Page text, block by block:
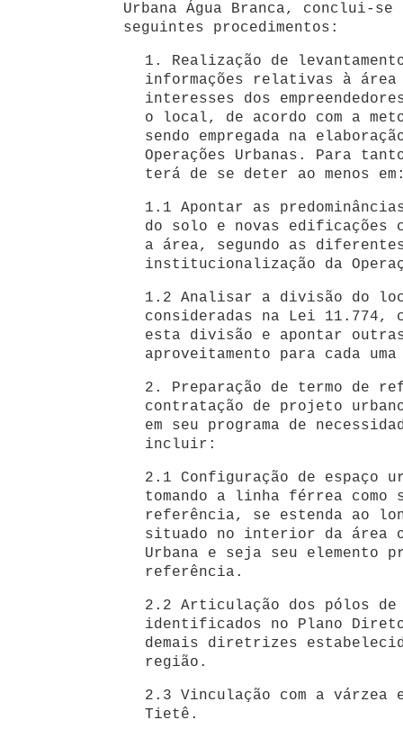
Urbana Água Branca, conclui-se
seguintes procedimentos:
1. Realização de
informações relativas à
interesses dos
o local, de acordo com a
sendo empregada na
Operações Urbanas. Para
terá de se deter ao menos
1.1 Apontar as
do solo e novas edificações
a área, segundo as
institucionalização da
1.2 Analisar a divisão do
consideradas na Lei 11.774,
esta divisão e apontar
aproveitamento para cada
2. Preparação de termo de
contratação de projeto
em seu programa de
incluir:
2.1 Configuração de espaço
tomando a linha férrea como
referência, se estenda ao
situado no interior da área
Urbana e seja seu elemento
referência.
2.2 Articulação dos pólos
identificados no Plano
demais diretrizes
região.
2.3 Vinculação com a várzea
Tietê.